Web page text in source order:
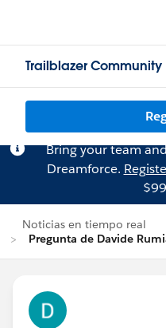
Trailblazer Community
Bring your team
Dreamforce.
Noticias en tiempo real
Pregunta de Davide